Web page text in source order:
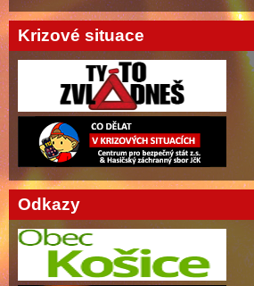
Krizové situace
Odkazy